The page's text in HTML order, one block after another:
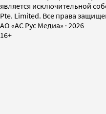
является исключительной
Pte. Limited. Все права
AO «АС Рус Медиа» · 2026
16+